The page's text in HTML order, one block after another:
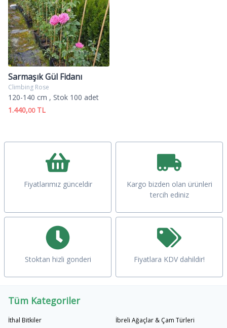
Sarmaşık Gül Fidanı
Climbing Rose
120-140 cm , Stok 100 adet
1.440,00TL
Fiyatlarımız günceldir
Kargo bizden olan ürünleri
tercih ediniz
Stoktan hizli gonderi Fiyatlara KDV dahildir!
Tüm Kategoriler
İthal Bitkiler
İbreli Ağaçlar & Çam Türleri